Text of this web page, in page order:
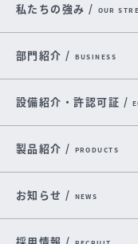
私たちの強み / OUR
部門紹介 / BUSINESS
設備紹介・許認可証 /
製品紹介 / PRODUCTS
お知らせ / NEWS